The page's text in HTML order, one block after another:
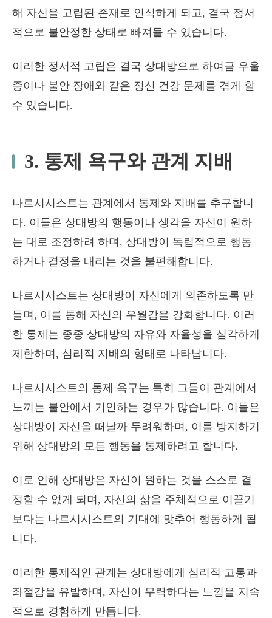
해 자신을 고립된 존재로 인식하게 되고, 결국 정서
적으로 불안정한 상태로 빠져들 수 있습니다.
이러한 정서적 고립은 결국 상대방으로 하여금 우울
증이나 불안 장애와 같은 정신 건강 문제를 겪게 할
수 있습니다.
3. 통제 욕구와 관계 지배
나르시시스트는 관계에서 통제와 지배를 추구합니
다. 이들은 상대방의 행동이나 생각을 자신이 원하
는 대로 조정하려 하며, 상대방이 독립적으로 행동
하거나 결정을 내리는 것을 불편해합니다.
나르시시스트는 상대방이 자신에게 의존하도록 만
들며, 이를 통해 자신의 우월감을 강화합니다. 이러
한 통제는 종종 상대방의 자유와 자율성을 심각하게
제한하며, 심리적 지배의 형태로 나타납니다.
나르시시스트의 통제 욕구는 특히 그들이 관계에서
느끼는 불안에서 기인하는 경우가 많습니다. 이들은
상대방이 자신을 떠날까 두려워하며, 이를 방지하기
위해 상대방의 모든 행동을 통제하려고 합니다.
이로 인해 상대방은 자신이 원하는 것을 스스로 결
정할 수 없게 되며, 자신의 삶을 주체적으로 이끌기
보다는 나르시시스트의 기대에 맞추어 행동하게 됩
니다.
이러한 통제적인 관계는 상대방에게 심리적 고통과
좌절감을 유발하며, 자신이 무력하다는 느낌을 지속
적으로 경험하게 만듭니다.